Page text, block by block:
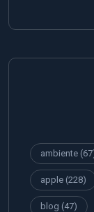
ambiente
apple (228)
blog (47)